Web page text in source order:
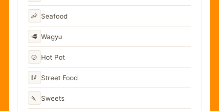
🦐 Seafood
🥩 Wagyu
🍲 Hot Pot
🥢 Street Food
🍡 Sweets